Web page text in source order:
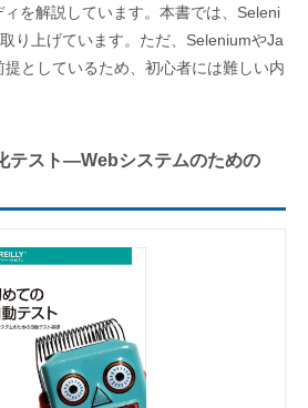
を解説しています。本書では、Seleni
り上げています。ただ、SeleniumやJa
としているため、初心者には難しい内
スト―Webシステムのための